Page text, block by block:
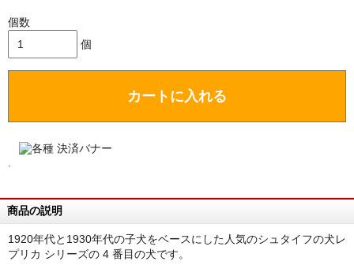
個数
個
カートに入れる
商品の説明
1920年代と1930年代の子犬をベースにした人気のシュタイフの犬レ
プリカ シリーズの 4 番目の犬です。